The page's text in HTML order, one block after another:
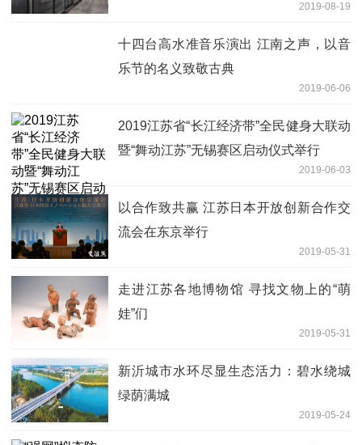
2019-08-19
十四台高水准音乐演出 江南之声，以音
乐节的名义致敬古典
2019-06-06
2019江苏省“长江经济带”全民健身大联动
暨“舞动江苏”无锡赛区启动仪式举行
2019-06-03
以合作致共赢 江苏日本开放创新合作交
流会在东京举行
2019-05-31
走进江苏各地博物馆 寻找文物上的“萌
娃”们
2019-05-31
新沂城市水环尽显生态活力：碧水绕城
绿荫满城
2019-05-24